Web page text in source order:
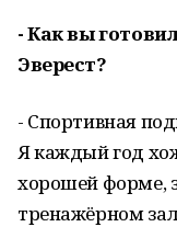
- Как вы
Эверест?
- Спортивная
Я каждый год
хорошей форме,
тренажёрном